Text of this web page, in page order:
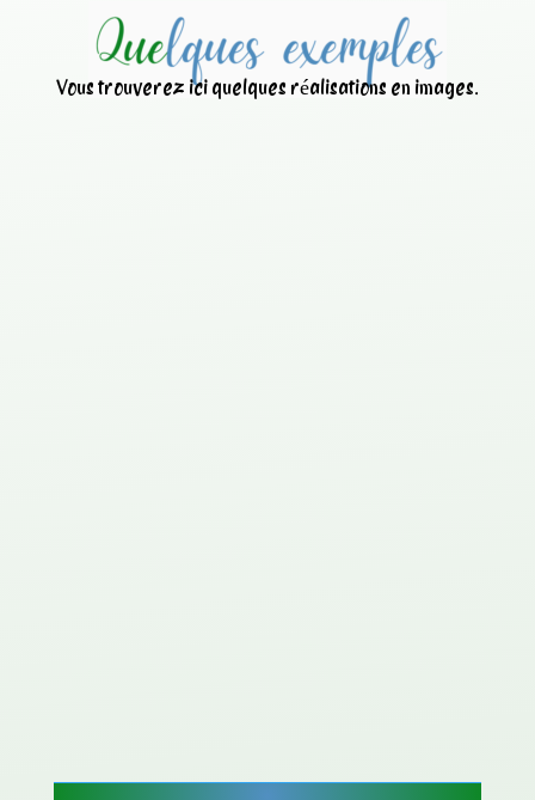
Vous trouverez ici quelques réalisations en images.